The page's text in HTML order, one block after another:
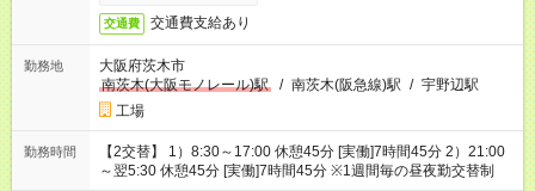
交通費 交通費支給あり
勤務地
大阪府茨木市
南茨木(大阪モノレール)駅
/ 南茨木(阪急線)駅 / 宇野辺駅
工場
勤務時間
【2交替】 1）8:30～17:00 休憩45分 [実働]7時間45分 2）21:00
～翌5:30 休憩45分 [実働]7時間45分 ※1週間毎の昼夜勤交替制